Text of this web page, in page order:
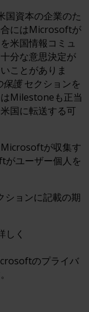
資本の企業のた
合にはMicrosoftが
米国情報コミュ
分な意思決定が
ことがありま
保護 セクションを
Milestoneも正当
国に転送する可
が収集す
がユーザー個人を
ションに記載の期
く
のプライバ